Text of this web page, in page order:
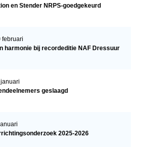
en Stender NRPS-goedgekeurd
februari
harmonie bij recordeditie NAF Dressuur
geslaagd
2025-2026